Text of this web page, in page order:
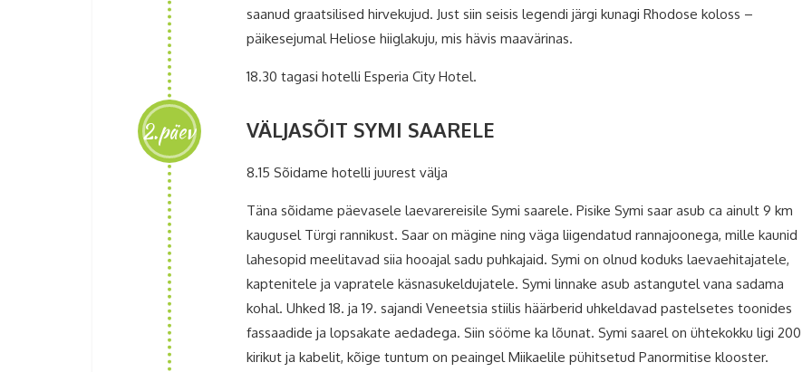
saanud graatsilised hirvekujud. Just siin seisis legendi järgi kunagi Rhodose koloss –
päikesejumal Heliose hiiglakuju, mis hävis maavärinas.
18.30 tagasi hotelli Esperia City Hotel.
2.päev VÄLJASÕIT SYMI SAARELE
8.15 Sõidame hotelli juurest välja
Täna sõidame päevasele laevarereisile Symi saarele. Pisike Symi saar asub ca ainult 9 km
kaugusel Türgi rannikust. Saar on mägine ning väga liigendatud rannajoonega, mille kaunid
lahesopid meelitavad siia hooajal sadu puhkajaid. Symi on olnud koduks laevaehitajatele,
kaptenitele ja vapratele käsnasukeldujatele. Symi linnake asub astangutel vana sadama
kohal. Uhked 18. ja 19. sajandi Veneetsia stiilis häärberid uhkeldavad pastelsetes toonides
fassaadide ja lopsakate aedadega. Siin sööme ka lõunat. Symi saarel on ühtekokku ligi 200
kirikut ja kabelit, kõige tuntum on peaingel Miikaelile pühitsetud Panormitise klooster.